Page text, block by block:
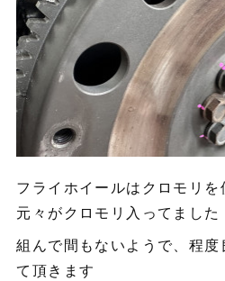
フライホイールはクロモリを
元々がクロモリ入ってました
組んで間もないようで、程
て頂きます